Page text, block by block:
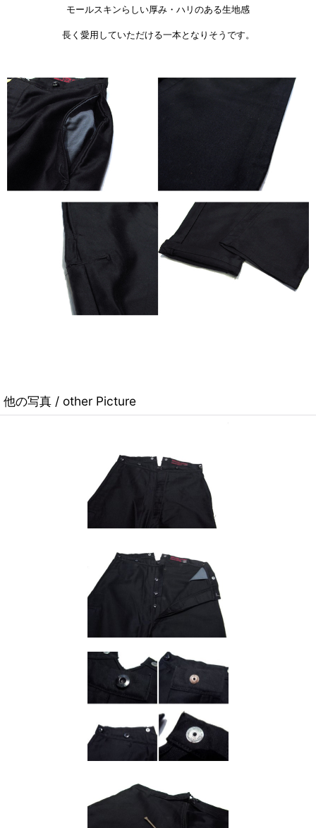
モールスキンらしい厚み・ハリのある生地感
長く愛用していただける一本となりそうです。
他の写真 / other Picture